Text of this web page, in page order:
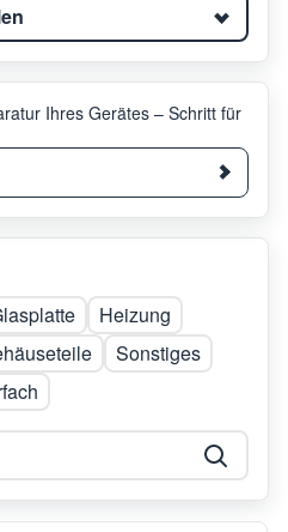
Ihres Gerätes – Schritt für
Heizung
Sonstiges